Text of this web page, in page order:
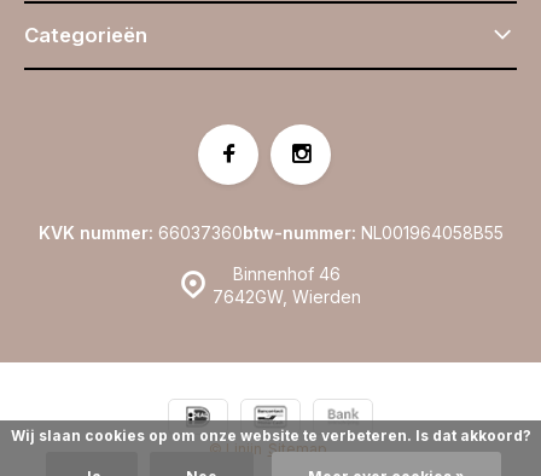
Categorieën
Binnenhof 46
7642GW, Wierden
KVK nummer: 66037360btw-nummer: NL001964058B55
© Linijn Sitemap
Wij slaan cookies op om onze website te verbeteren. Is dat akkoord?